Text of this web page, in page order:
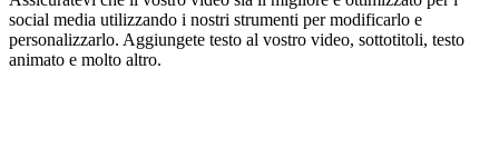
social media utilizzando i nostri strumenti per modificarlo e
personalizzarlo. Aggiungete testo al vostro video, sottotitoli, testo
animato e molto altro.